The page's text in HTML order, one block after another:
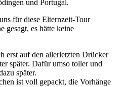
und Portugal.
für diese Elternzeit-Tour
gesagt, es hätte keine
erst auf den allerletzten Drücker
später. Dafür umso toller und
später.
ist voll gepackt, die Vorhänge